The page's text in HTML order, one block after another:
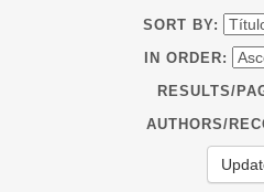
SORT BY:
IN ORDER:
RESULTS/
AUTHORS/